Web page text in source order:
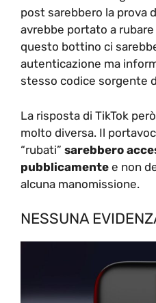
post sarebbero la prova
avrebbe portato a
questo bottino ci
autenticazione ma
stesso codice sorgente
La risposta di TikTok
molto diversa. Il
“rubati” sarebbero
pubblicamente e non
alcuna manomissione.
NESSUNA